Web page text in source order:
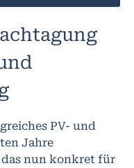
PV- und
Jahre
das nun konkret für